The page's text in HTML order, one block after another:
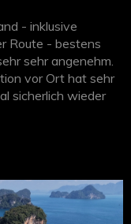
- inklusive
Route - bestens
sehr angenehm.
vor Ort hat sehr
sicherlich wieder